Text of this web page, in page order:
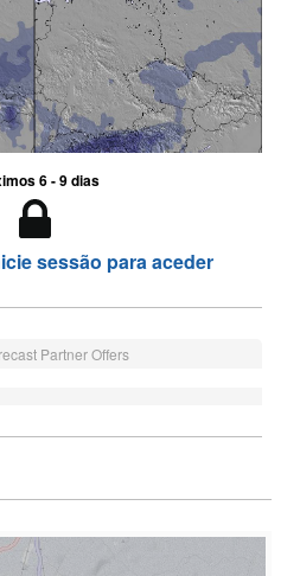
6 - 9 dias
sessão para aceder
Partner Offers